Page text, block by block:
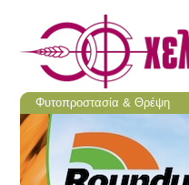
Φυτοπροστασία & Θρέψη